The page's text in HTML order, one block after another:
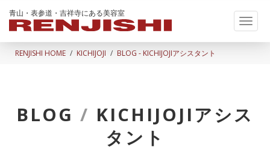
青山・表参道・吉祥寺にある美容室
RENJISHI HOME KICHIJOJI BLOG - KICHIJOJIアシスタント
BLOG / KICHIJOJIアシス
タント